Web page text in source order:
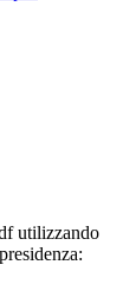
utilizzando